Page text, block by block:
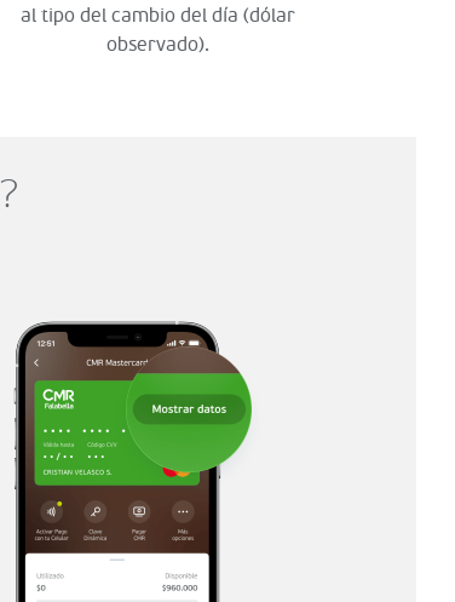
al tipo del cambio del día (dólar
observado).
?